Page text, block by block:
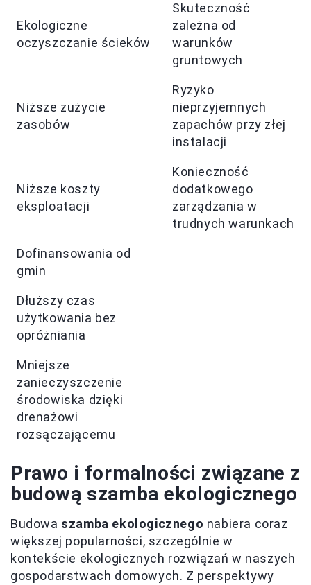
Ekologiczne
oczyszczanie ścieków
Skuteczność
zależna od
warunków
gruntowych
Niższe zużycie
zasobów
Ryzyko
nieprzyjemnych
zapachów przy złej
instalacji
Niższe koszty
eksploatacji
Konieczność
dodatkowego
zarządzania w
trudnych warunkach
Dofinansowania od
gmin
Dłuższy czas
użytkowania bez
opróżniania
Mniejsze
zanieczyszczenie
środowiska dzięki
drenażowi
rozsączającemu
Prawo i formalności związane z
budową szamba ekologicznego
Budowa szamba ekologicznego nabiera coraz
większej popularności, szczególnie w
kontekście ekologicznych rozwiązań w naszych
gospodarstwach domowych. Z perspektywy